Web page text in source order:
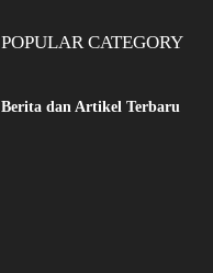
POPULAR CATEGORY
Berita dan Artikel Terbaru